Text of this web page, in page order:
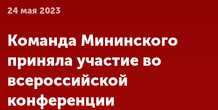
Абитуриенту
Обучение
24 мая 2023
Команда Мининского
приняла участие во
всероссийской
конференции